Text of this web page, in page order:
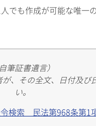
でも作成が可能な唯
自筆証書遺言）
、その全文、日付及び
い。
検索 民法第968条第1